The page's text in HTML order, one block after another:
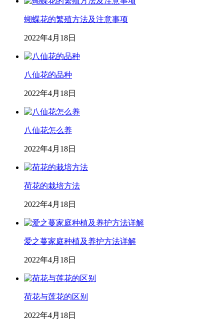
蝴蝶花的繁殖方法及注意事项
2022年4月18日
八仙花的品种
2022年4月18日
八仙花怎么养
2022年4月18日
荷花的栽培方法
2022年4月18日
爱之蔓家庭种植及养护方法详解
2022年4月18日
荷花与莲花的区别
2022年4月18日